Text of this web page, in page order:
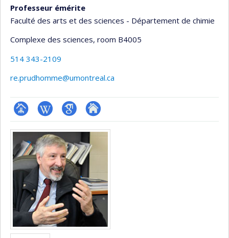
Professeur émérite
Faculté des arts et des sciences - Département de chimie
Complexe des sciences, room B4005
514 343-2109
re.prudhomme@umontreal.ca
Page
professionnelle
(faculté,département,école)
Wiki
GoogleAutre
web
Media